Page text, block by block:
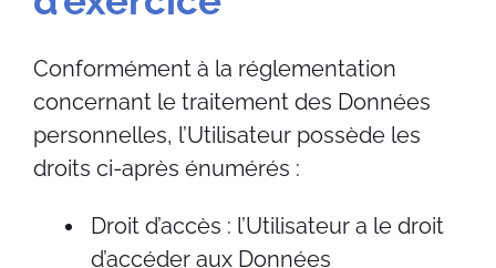
Conformément à la réglementation
concernant le traitement des Données
personnelles, l’Utilisateur possède les
droits ci-après énumérés :
Droit d’accès : l’Utilisateur a le droit
d’accéder aux Données